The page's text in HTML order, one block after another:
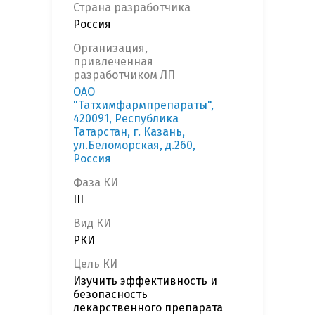
Страна разработчика
Россия
Организация,
привлеченная
разработчиком ЛП
ОАО
"Татхимфармпрепараты",
420091, Республика
Татарстан, г. Казань,
ул.Беломорская, д.260,
Россия
Фаза КИ
Вид КИ
РКИ
Цель КИ
Изучить эффективность и
безопасность
лекарственного препарата